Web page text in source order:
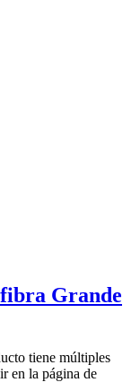
Grande
tiene múltiples
en la página de